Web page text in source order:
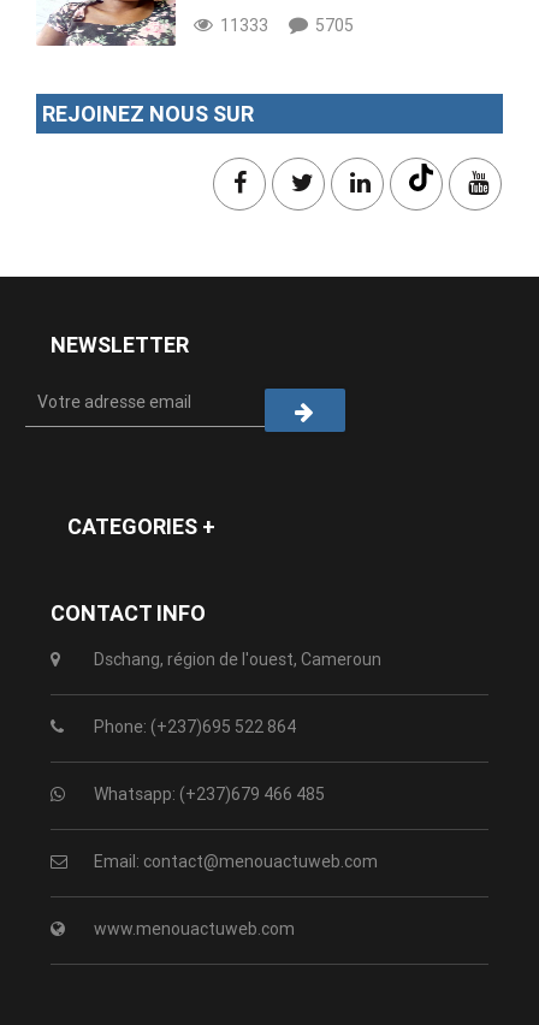
11333 5705
REJOINEZ NOUS SUR
NEWSLETTER
CATEGORIES +
CONTACT INFO
Dschang, région de l'ouest, Cameroun
Phone: (+237)695 522 864
Whatsapp: (+237)679 466 485
Email: contact@menouactuweb.com
www.menouactuweb.com